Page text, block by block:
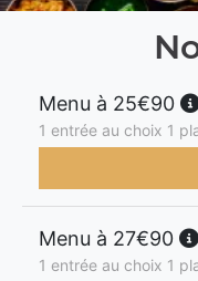
Menu à 25€90
1 entrée au choix 1
Menu à 27€90
1 entrée au choix 1